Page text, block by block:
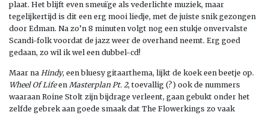
plaat. Het blijft even smeuïge als vederlichte muziek, maar
tegelijkertijd is dit een erg mooi liedje, met de juiste snik gezongen
door Edman. Na zo’n 8 minuten volgt nog een stukje onvervalste
Scandi-folk voordat de jazz weer de overhand neemt. Erg goed
gedaan, zo wil ik wel een dubbel-cd!
Maar na Hindy, een bluesy gitaarthema, lijkt de koek een beetje op.
Wheel Of Lifeen Masterplan Pt. 2, toevallig (?) ook de nummers
waaraan Roine Stolt zijn bijdrage verleent, gaan gebukt onder het
zelfde gebrek aan goede smaak dat The Flowerkings zo vaak